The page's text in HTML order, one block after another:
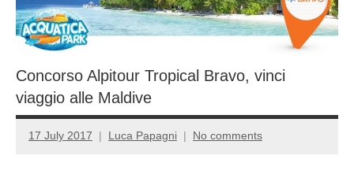
Concorso Alpitour Tropical Bravo, vinci
viaggio alle Maldive
17 July 2017 Luca Papagni No comments